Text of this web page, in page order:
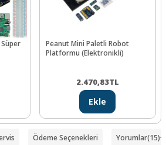
Peanut Mini Paletli Robot
Platformu (Elektronikli)
2.470,83TL
Ekle
Ödeme Seçenekleri Yorumlar(15)